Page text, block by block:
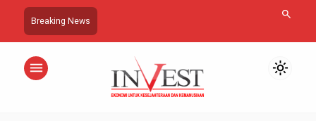
Breaking News search
menu light_mode